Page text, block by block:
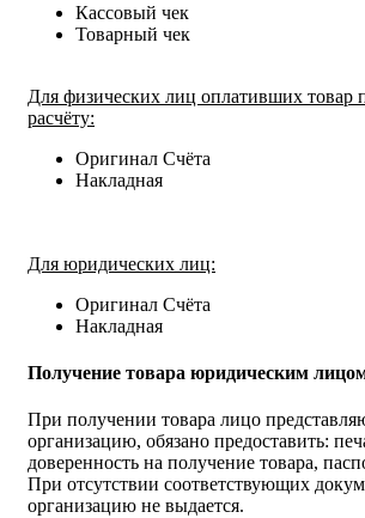
Кассовый чек
Товарный чек
Для физических лиц оплативших товар
расчёту:
Оригинал Счёта
Накладная
Для юридических лиц:
Оригинал Счёта
Накладная
Получение товара юридическим
При получении товара лицо
организацию, обязано предоставить:
доверенность на получение товара,
При отсутствии соответствующих
организацию не выдается.